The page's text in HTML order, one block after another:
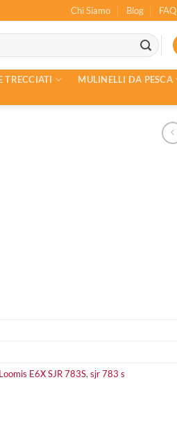
Chi Siamo Blog FAQ
TRECCIATI
MULINELLI DA PESCA
E6X SJR 783S, sjr 783 s